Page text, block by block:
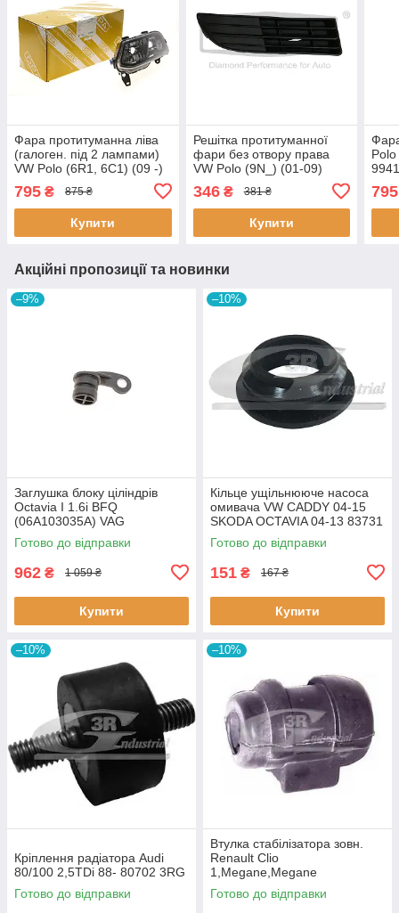
Фара протитуманна ліва
(галоген. під 2 лампами)
VW Polo (6R1, 6C1) (09 -)
99411621102 DPA
795 ₴ 875 ₴
Купити
Решітка протитуманної
фари без отвору права
VW Polo (9N_) (01-09)
88531219102 DPA
346₴ 381 ₴
Купити
795
Акційні пропозиції та новинки
–9%
Заглушка блоку ціліндрів
Octavia I 1.6i BFQ
(06A103035A) VAG
06A103035A VAG
Готово до відправки
962 ₴ 1 059 ₴
Купити
–10%
Кiльце ущiльнююче насоса
омивача VW CADDY 04-15
SKODA OCTAVIA 04-13 83731
3RG
Готово до відправки
151 ₴ 167 ₴
Купити
–10%
Кріплення радіатора Audi
80/100 2,5TDi 88- 80702 3RG
Готово до відправки
–10%
Втулка стабiлізатора зовн.
Renault Clio
1,Megane,Megane
Classic,Megane Scenic,R19
60643 3RG
Готово до відправки